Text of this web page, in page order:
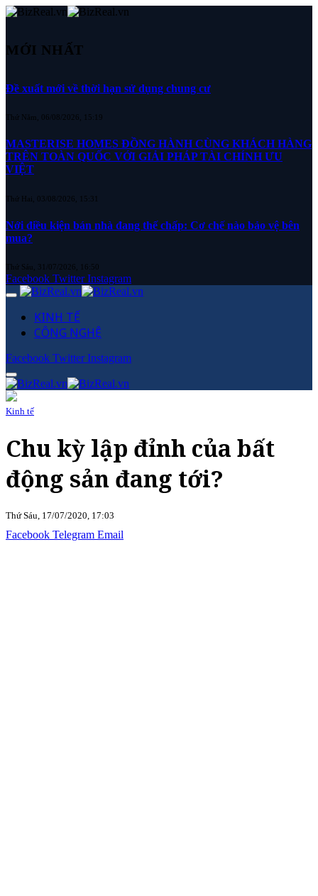
MỚI NHẤT
Đề xuất mới về thời hạn sử dụng chung cư
Thứ Năm, 06/08/2026, 15:19
MASTERISE HOMES ĐỒNG HÀNH CÙNG KHÁCH HÀNG
TRÊN TOÀN QUỐC VỚI GIẢI PHÁP TÀI CHÍNH ƯU
VIỆT
Thứ Hai, 03/08/2026, 15:31
Nới điều kiện bán nhà đang thế chấp: Cơ chế nào bảo vệ bên
mua?
Thứ Sáu, 31/07/2026, 16:50
Facebook Twitter Instagram
KINH TẾ
CÔNG NGHỆ
Facebook Twitter Instagram
Kinh tế
Chu kỳ lập đỉnh của bất
động sản đang tới?
Thứ Sáu, 17/07/2020, 17:03
Facebook Telegram Email